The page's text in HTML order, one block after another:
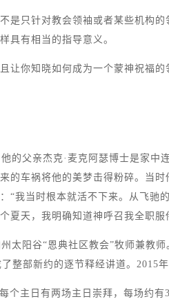
是只针对教会领袖或者某些机构
具有相当的指导意义。
让你知晓如何成为一个蒙神祝福的
的父亲杰克·麦克阿瑟博士是家
的车祸将他的美梦击得粉碎。当
“我当时根本就活不下来。从飞驰
夏天，我明确知道神呼召我全职服
太阳谷“恩典社区教会”牧师兼教
整部新约的逐节释经讲道。2015
个主日有两场主日崇拜，每场约